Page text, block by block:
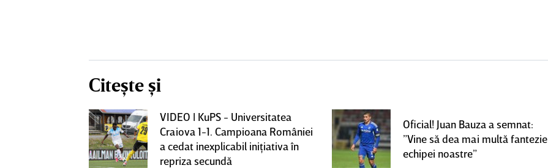
Citește și
VIDEO | KuPS - Universitatea
Craiova 1-1. Campioana României
a cedat inexplicabil iniţiativa în
repriza secundă
Oficial! Juan Bauza a semnat:
”Vine să dea mai multă fantezie
echipei noastre”